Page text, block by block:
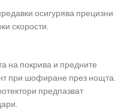
осигурява прецизни
скорости.
на покрива и предните
при шофиране през нощта.
предпазват